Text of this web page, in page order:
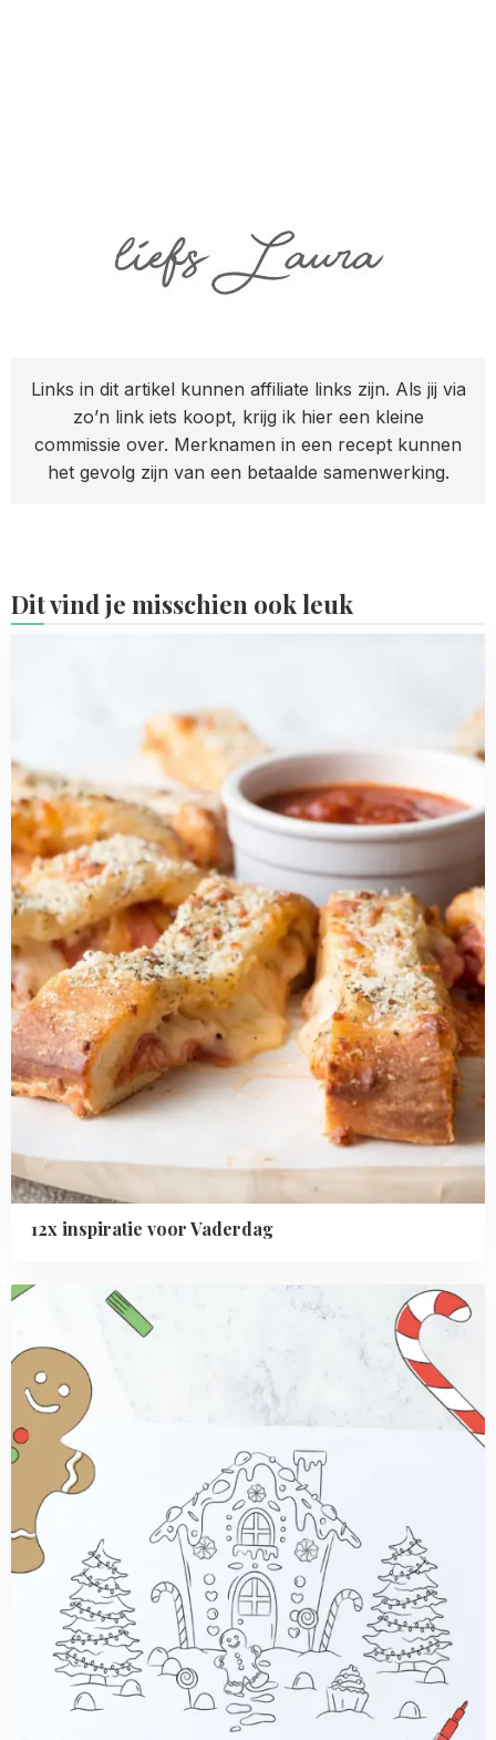
Links in dit artikel kunnen affiliate links zijn. Als jij via
zo’n link iets koopt, krijg ik hier een kleine
commissie over. Merknamen in een recept kunnen
het gevolg zijn van een betaalde samenwerking.
Dit vind je misschien ook leuk
12x inspiratie voor Vaderdag
voor
Vaderdag
Read
about
Printable:
gingerbread
huis
kleurplaat